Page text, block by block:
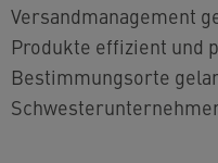
Versandmanagement
Produkte effizient und
Bestimmungsorte